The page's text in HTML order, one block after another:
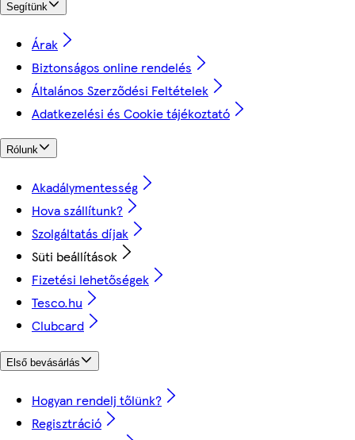
Segítünk
Árak
Biztonságos online rendelés
Általános Szerződési Feltételek
Adatkezelési és Cookie tájékoztató
Rólunk
Akadálymentesség
Hova szállítunk?
Szolgáltatás díjak
Süti beállítások
Fizetési lehetőségek
Tesco.hu
Clubcard
Első bevásárlás
Hogyan rendelj tőlünk?
Regisztráció